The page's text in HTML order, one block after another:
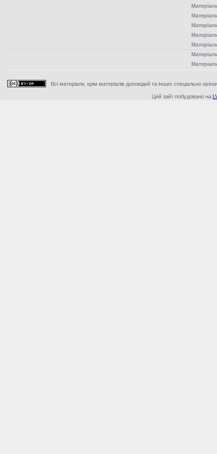
Всі матеріали, крім матеріалів доповідей та інших спеціально
Цей зайт побудовано на